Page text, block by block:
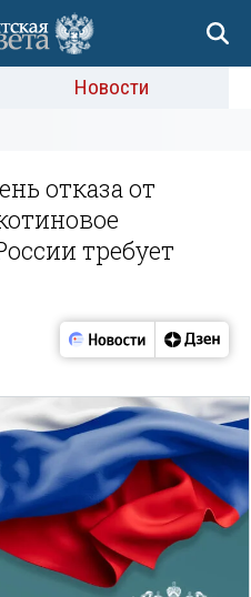
Новости
отказа от
требует